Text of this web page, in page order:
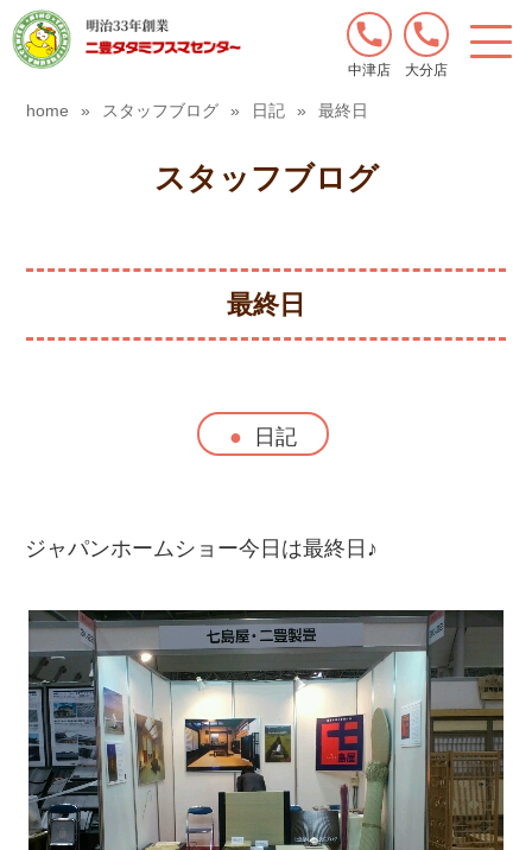
中津店 大分店
home » スタッフブログ » 日記 » 最終日
スタッフブログ
最終日
日記
ジャパンホームショー今日は最終日♪